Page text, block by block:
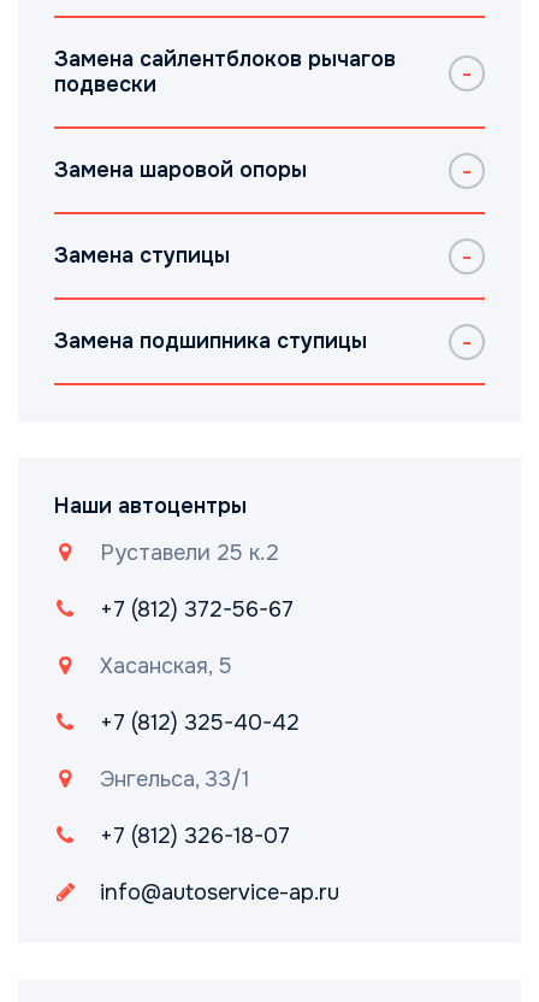
Замена сайлентблоков рычагов
подвески
Замена шаровой опоры
Замена ступицы
Замена подшипника ступицы
Наши автоцентры
Руставели 25 к.2
+7 (812) 372-56-67
Хасанская, 5
+7 (812) 325-40-42
Энгельса, 33/1
+7 (812) 326-18-07
info@autoservice-ap.ru